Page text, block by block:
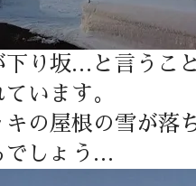
下り坂…と言うこ
います。
の屋根の雪が落
でしょう…